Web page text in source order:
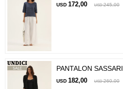
USD 172,00 USD 245,00
PANTALON SASSARI
USD 182,00 USD 260,00